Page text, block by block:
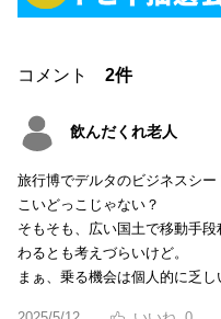
コメント 2件
飲んだくれ老人
旅行博でデルタのビジネスシ
こいどっこじゃない？
そもそも、広い国土で移動手
わるとも考えづらいけど。
まぁ、乗る機会は個人的に乏し